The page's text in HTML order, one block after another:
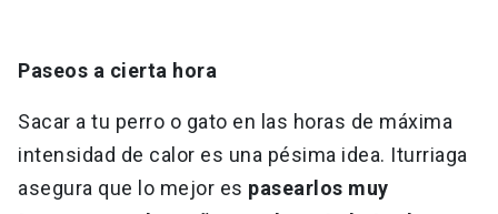
Paseos a cierta hora
Sacar a tu perro o gato en las horas de máxima
intensidad de calor es una pésima idea. Iturriaga
asegura que lo mejor es pasearlos muy